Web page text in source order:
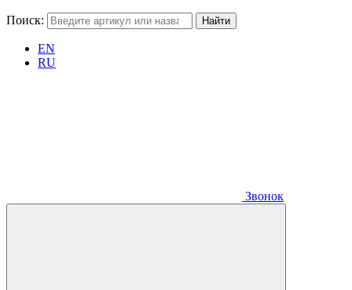
Поиск:
EN
RU
Звонок